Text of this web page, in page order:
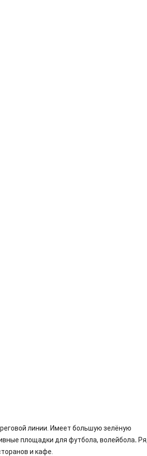
линии. Имеет большую зелёную
площадки для футбола, волейбола.
и кафе.